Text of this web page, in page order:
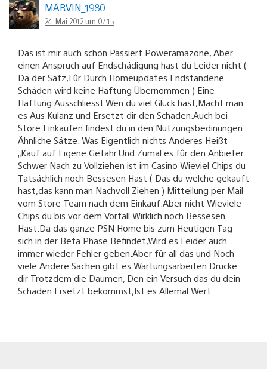
MARVIN_1980
24. Mai 2012 um 07:15
Das ist mir auch schon Passiert Poweramazone, Aber
einen Anspruch auf Endschädigung hast du Leider nicht (
Da der Satz,Fûr Durch Homeupdates Endstandene
Schäden wird keine Haftung Übernommen ) Eine
Haftung Ausschliesst.Wen du viel Glück hast,Macht man
es Aus Kulanz und Ersetzt dir den Schaden.Auch bei
Store Einkäufen findest du in den Nutzungsbedinungen
Ähnliche Sätze. Was Eigentlich nichts Anderes Heißt
„Kauf auf Eigene Gefahr.Und Zumal es fûr den Anbieter
Schwer Nach zu Vollziehen ist im Casino Wieviel Chips du
Tatsächlich noch Bessesen Hast ( Das du welche gekauft
hast,das kann man Nachvoll Ziehen ) Mitteilung per Mail
vom Store Team nach dem Einkauf.Aber nicht Wieviele
Chips du bis vor dem Vorfall Wirklich noch Bessesen
Hast.Da das ganze PSN Home bis zum Heutigen Tag
sich in der Beta Phase Befindet,Wird es Leider auch
immer wieder Fehler geben.Aber fûr all das und Noch
viele Andere Sachen gibt es Wartungsarbeiten.Drücke
dir Trotzdem die Daumen, Den ein Versuch das du dein
Schaden Ersetzt bekommst,Ist es Allemal Wert.